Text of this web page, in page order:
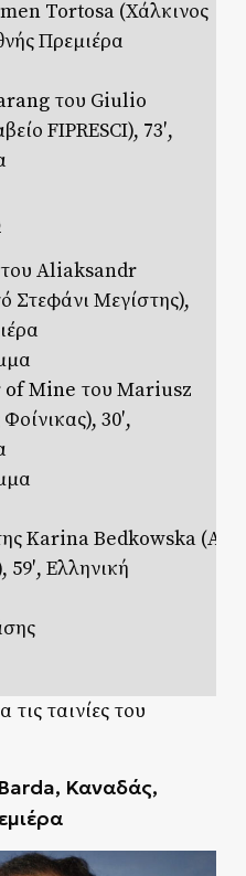
Tortosa (Χάλκινος
Πρεμιέρα
του Giulio
FIPRESCI), 73′,
Aliaksandr
Μεγίστης),
of Μine του Mariusz
30′,
Karina Bedkowska
59′, Ελληνική
ταινίες του
Καναδάς,